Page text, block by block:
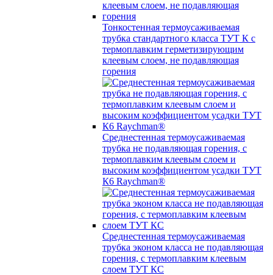
Тонкостенная термоусаживаемая
трубка стандартного класса ТУТ К с
термоплавким герметизирующим
клеевым слоем, не подавляющая
горения
Среднестенная термоусаживаемая
трубка не подавляющая горения, с
термоплавким клеевым слоем и
высоким коэффициентом усадки ТУТ
К6 Raychman®
Среднестенная термоусаживаемая
трубка эконом класса не подавляющая
горения, с термоплавким клеевым
слоем ТУТ КС